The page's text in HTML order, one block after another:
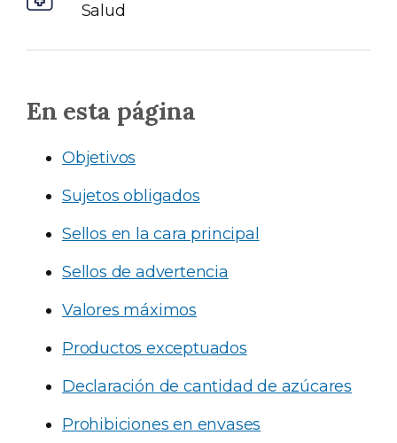
Salud
En esta página
Objetivos
Sujetos obligados
Sellos en la cara principal
Sellos de advertencia
Valores máximos
Productos exceptuados
Declaración de cantidad de azúcares
Prohibiciones en envases